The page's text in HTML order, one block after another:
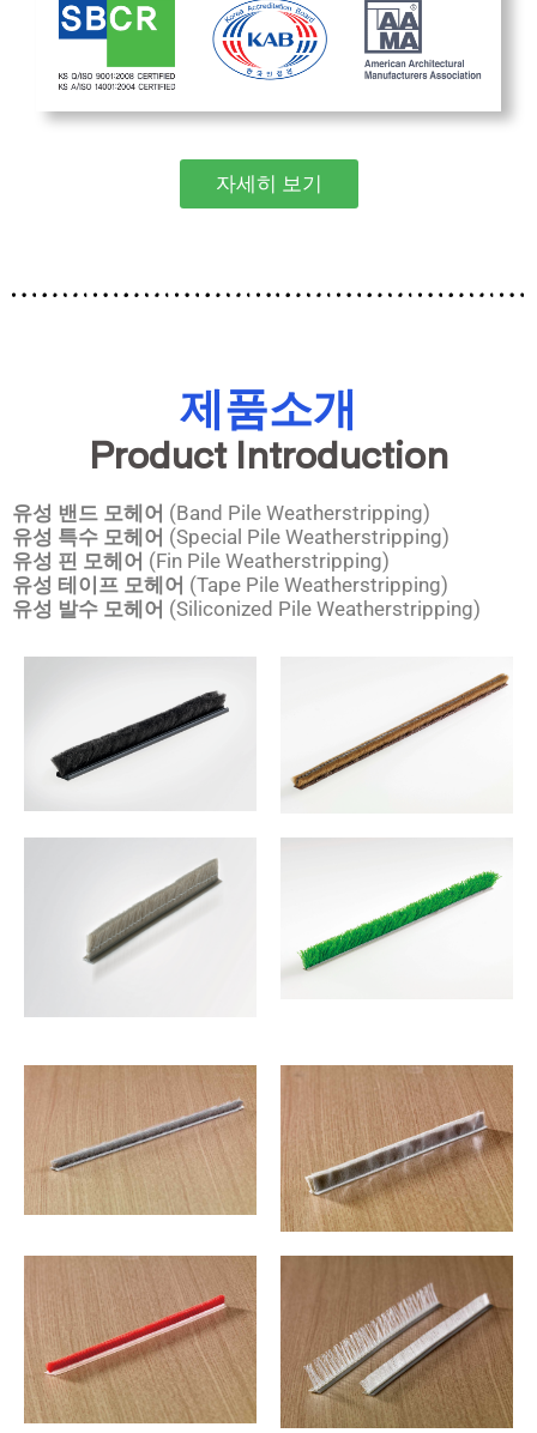
자세히 보기
제품소개
Product Introduction
유성 밴드 모헤어 (Band Pile Weatherstripping)
유성 특수 모헤어 (Special Pile Weatherstripping)
유성 핀 모헤어 (Fin Pile Weatherstripping)
유성 테이프 모헤어 (Tape Pile Weatherstripping)
유성 발수 모헤어 (Siliconized Pile Weatherstripping)